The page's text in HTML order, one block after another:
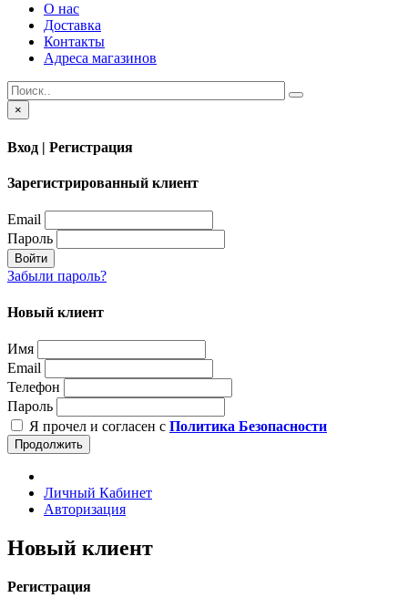
О нас
Доставка
Контакты
Адреса магазинов
×
Вход | Регистрация
Зарегистрированный клиент
Email
Пароль
Войти
Забыли пароль?
Новый клиент
Имя
Email
Телефон
Пароль
Я прочел и согласен с Политика Безопасности
Продолжить
Личный Кабинет
Авторизация
Новый клиент
Регистрация